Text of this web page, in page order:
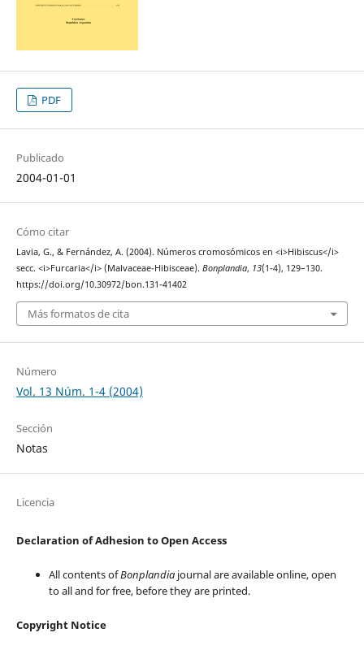
PDF
Publicado
2004-01-01
Cómo citar
Lavia, G., & Fernández, A. (2004). Números cromosómicos en <i>Hibiscus</i>
secc. <i>Furcaria</i> (Malvaceae-Hibisceae). Bonplandia, 13(1-4), 129–130.
https://doi.org/10.30972/bon.131-41402
Más formatos de cita
Número
Vol. 13 Núm. 1-4 (2004)
Sección
Notas
Licencia
Declaration of Adhesion to Open Access
All contents ofBonplandiajournal are available online, open
to all and for free, before they are printed.
Copyright Notice